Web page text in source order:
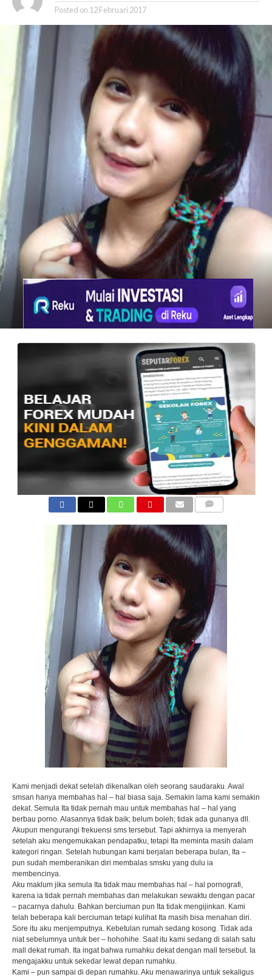
Posted on 12 Februari 2017
Kami menjadi dekat setelah dikenalkan oleh seorang saudaraku. Awal
smsan hanya membahas hal – hal biasa saja. Semakin lama kami semakin
dekat. Semula Ita tidak pernah mau untuk membahas hal – hal yang
berbau porno. Alasannya tidak baik; belum boleh; tidak ada gunanya dll.
Akupun mengurangi frekuensi sms tersebut. Tapi akhirnya ia menyerah
setelah aku mengemukakan pendapatku, tetapi Ita meminta masih dalam
kategori ringan. Setelah hubungan kami berjalan beberapa bulan, Ita –
pun sudah memberanikan diri membalas smsku yang dulu ia
membencinya.
Aku maklum jika semula Ita tidak mau membahas hal – hal pornografi,
karena ia tidak pernah membahas dan melakukan sewaktu dengan pacar
– pacarnya dahulu. Bahkan berciuman pun Ita tidak mengijinkan. Kami
telah beberapa kali berciuman tetapi kulihat Ita masih bisa menahan diri.
Sore itu aku menjemputnya. Kebetulan rumah sedang kosong. Tidak ada
niat sebelumnya untuk ber – hohohihe. Saat itu kami sedang di salah satu
mall dekat rumah. Ita ingat bahwa rumahku dekat dengan mall tersebut. Ia
mengajakku untuk sekedar lewat depan rumahku.
Kami – pun sampai di depan rumahku. Aku menawarinya untuk sekaligus